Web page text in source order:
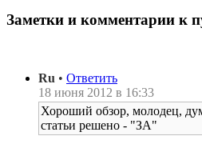
Заметки и комментарии к
Ru • Ответить
18 июня 2012 в 16:33
Хороший обзор, молодец,
статьи решено - "ЗА"